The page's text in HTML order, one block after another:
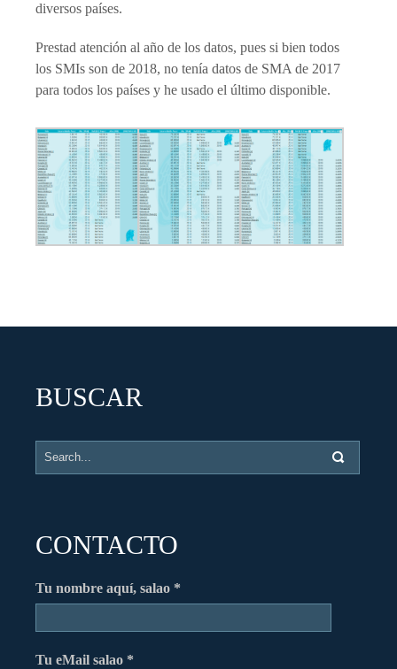
diversos países.
Prestad atención al año de los datos, pues si bien todos
los SMIs son de 2018, no tenía datos de SMA de 2017
para todos los países y he usado el último disponible.
BUSCAR
CONTACTO
Tu nombre aquí, salao *
Tu eMail salao *